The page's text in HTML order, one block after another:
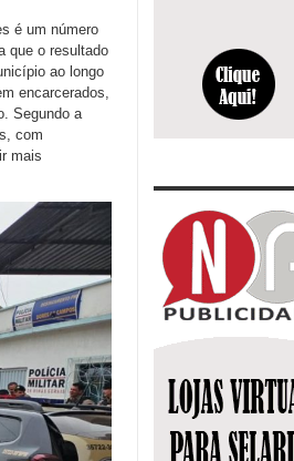
é um número
que o resultado
ao longo
encarcerados,
Segundo a
com
mais